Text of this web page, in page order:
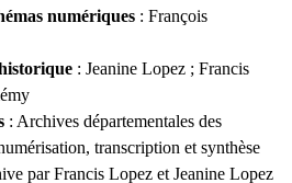
numériques : François
: Jeanine Lopez ; Francis
: Archives départementales des
transcription et synthèse
par Francis Lopez et Jeanine Lopez